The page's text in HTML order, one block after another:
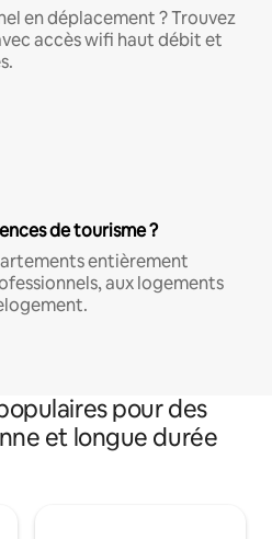
en déplacement ? Trouvez
accès wifi haut débit et
de tourisme ?
entièrement
aux logements
pour des
et longue durée